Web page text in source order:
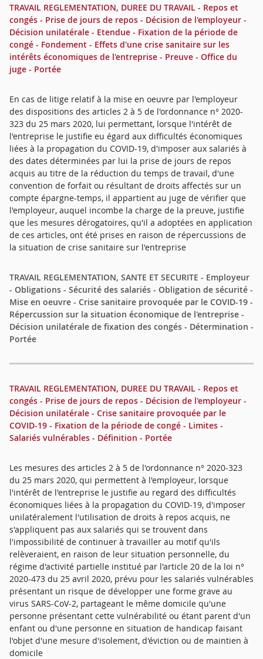
TRAVAIL REGLEMENTATION, DUREE DU TRAVAIL - Repos et
congés - Prise de jours de repos - Décision de l'employeur -
Décision unilatérale - Etendue - Fixation de la période de
congé - Fondement - Effets d'une crise sanitaire sur les
intérêts économiques de l'entreprise - Preuve - Office du
juge - Portée
En cas de litige relatif à la mise en oeuvre par l'employeur
des dispositions des articles 2 à 5 de l'ordonnance n° 2020-
323 du 25 mars 2020, lui permettant, lorsque l'intérêt de
l'entreprise le justifie eu égard aux difficultés économiques
liées à la propagation du COVID-19, d'imposer aux salariés à
des dates déterminées par lui la prise de jours de repos
acquis au titre de la réduction du temps de travail, d'une
convention de forfait ou résultant de droits affectés sur un
compte épargne-temps, il appartient au juge de vérifier que
l'employeur, auquel incombe la charge de la preuve, justifie
que les mesures dérogatoires, qu'il a adoptées en application
de ces articles, ont été prises en raison de répercussions de
la situation de crise sanitaire sur l'entreprise
TRAVAIL REGLEMENTATION, SANTE ET SECURITE - Employeur
- Obligations - Sécurité des salariés - Obligation de sécurité -
Mise en oeuvre - Crise sanitaire provoquée par le COVID-19 -
Répercussion sur la situation économique de l'entreprise -
Décision unilatérale de fixation des congés - Détermination -
Portée
TRAVAIL REGLEMENTATION, DUREE DU TRAVAIL - Repos et
congés - Prise de jours de repos - Décision de l'employeur -
Décision unilatérale - Crise sanitaire provoquée par le
COVID-19 - Fixation de la période de congé - Limites -
Salariés vulnérables - Définition - Portée
Les mesures des articles 2 à 5 de l'ordonnance n° 2020-323
du 25 mars 2020, qui permettent à l'employeur, lorsque
l'intérêt de l'entreprise le justifie au regard des difficultés
économiques liées à la propagation du COVID-19, d'imposer
unilatéralement l'utilisation de droits à repos acquis, ne
s'appliquent pas aux salariés qui se trouvent dans
l'impossibilité de continuer à travailler au motif qu'ils
relèveraient, en raison de leur situation personnelle, du
régime d'activité partielle institué par l'article 20 de la loi n°
2020-473 du 25 avril 2020, prévu pour les salariés vulnérables
présentant un risque de développer une forme grave au
virus SARS-CoV-2, partageant le même domicile qu'une
personne présentant cette vulnérabilité ou étant parent d'un
enfant ou d'une personne en situation de handicap faisant
l'objet d'une mesure d'isolement, d'éviction ou de maintien à
domicile